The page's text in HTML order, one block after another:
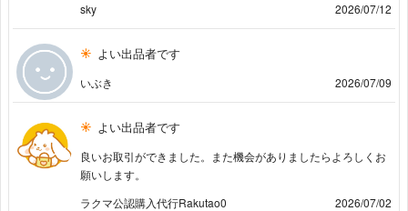
sky
2026/07/12
よい出品者です
いぶき 2026/07/09
よい出品者です
良いお取引ができました。また機会がありましたらよろしくお
願いします。
ラクマ公認購入代行Rakutao0
2026/07/02